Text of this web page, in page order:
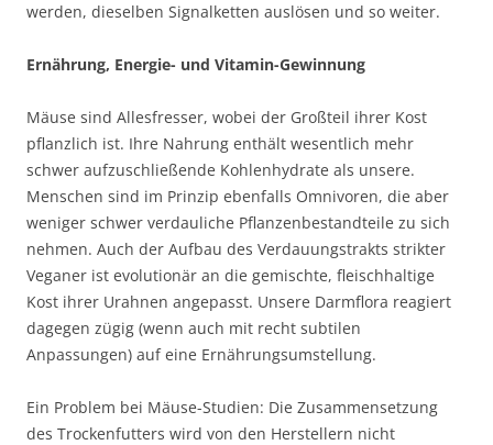
werden, dieselben Signalketten auslösen und so weiter.
Ernährung, Energie- und Vitamin-Gewinnung
Mäuse sind Allesfresser, wobei der Großteil ihrer Kost
pflanzlich ist. Ihre Nahrung enthält wesentlich mehr
schwer aufzuschließende Kohlenhydrate als unsere.
Menschen sind im Prinzip ebenfalls Omnivoren, die aber
weniger schwer verdauliche Pflanzenbestandteile zu sich
nehmen. Auch der Aufbau des Verdauungstrakts strikter
Veganer ist evolutionär an die gemischte, fleischhaltige
Kost ihrer Urahnen angepasst. Unsere Darmflora reagiert
dagegen zügig (wenn auch mit recht subtilen
Anpassungen) auf eine Ernährungsumstellung.
Ein Problem bei Mäuse-Studien: Die Zusammensetzung
des Trockenfutters wird von den Herstellern nicht